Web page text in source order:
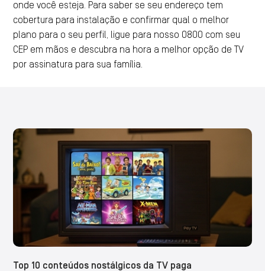
onde você esteja. Para saber se seu endereço tem
cobertura para instalação e confirmar qual o melhor
plano para o seu perfil, ligue para nosso 0800 com seu
CEP em mãos e descubra na hora a melhor opção de TV
por assinatura para sua família.
Top 10 conteúdos nostálgicos da TV paga